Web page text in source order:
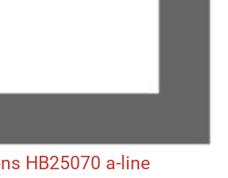
HB25070 a-line